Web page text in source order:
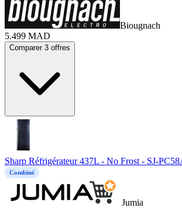
Biougnach
5.499 MAD
Comparer 3 offres
Sharp Réfrigérateur 437L - No Frost - SJ-
Combiné
Jumia